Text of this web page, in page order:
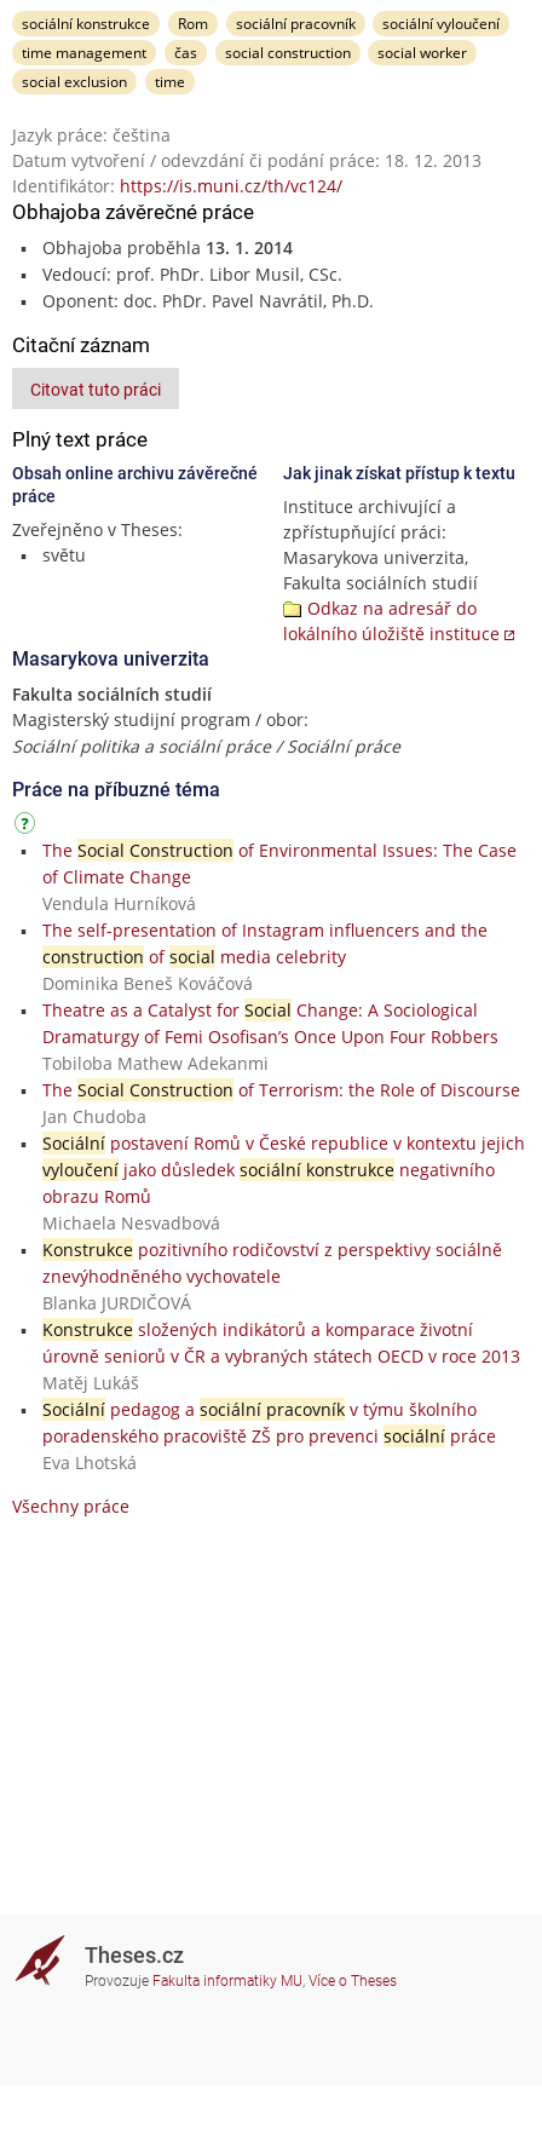
sociální konstrukce Rom sociální pracovník
sociální vyloučení
time management
čas social construction
social worker
social exclusion
time
Jazyk práce: čeština
Datum vytvoření / odevzdání či podání práce: 18. 12. 2013
Identifikátor: https://is.muni.cz/th/vc124/
Obhajoba závěrečné práce
Obhajoba proběhla 13. 1. 2014
Vedoucí: prof. PhDr. Libor Musil, CSc.
Oponent: doc. PhDr. Pavel Navrátil, Ph.D.
Citační záznam
Citovat tuto práci
Plný text práce
Obsah online archivu závěrečné
práce
Zveřejněno v Theses:
světu
Jak jinak získat přístup k textu
Instituce archivující a
zpřístupňující práci:
Masarykova univerzita,
Fakulta sociálních studií
Odkaz na adresář do
lokálního úložiště instituce
Masarykova univerzita
Fakulta sociálních studií
Magisterský studijní program / obor:
Sociální politika a sociální práce / Sociální práce
Práce na příbuzné téma
The Social Construction of Environmental Issues: The Case
of Climate Change
Vendula Hurníková
The self-presentation of Instagram influencers and the
construction ofsocial media celebrity
Dominika Beneš Kováčová
Theatre as a Catalyst for Social Change: A Sociological
Dramaturgy of Femi Osofisan’s Once Upon Four Robbers
Tobiloba Mathew Adekanmi
The Social Construction of Terrorism: the Role of Discourse
Jan Chudoba
Sociálnípostavení Romů v České republice v kontextu jejich
vyloučeníjako důsledek sociální konstrukcenegativního
obrazu Romů
Michaela Nesvadbová
Konstrukcepozitivního rodičovství z perspektivy sociálně
znevýhodněného vychovatele
Blanka JURDIČOVÁ
Konstrukcesložených indikátorů a komparace životní
úrovně seniorů v ČR a vybraných státech OECD v roce 2013
Matěj Lukáš
Sociálnípedagog a sociální pracovníkv týmu školního
poradenského pracoviště ZŠ pro prevenci sociálnípráce
Eva Lhotská
Všechny práce
Theses.cz
Provozuje Fakulta informatiky MU, Více o Theses